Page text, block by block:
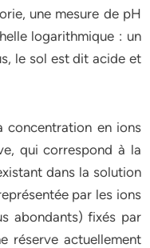
une mesure de pH
logarithmique : un
le sol est dit acide et
concentration en ions
qui correspond à la
dans la solution
par les ions
abondants) fixés par
réserve actuellement